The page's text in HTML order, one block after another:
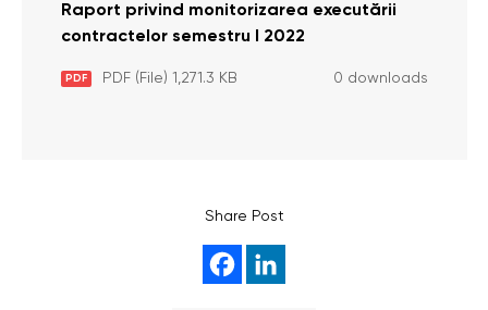
Raport privind monitorizarea executării
contractelor semestru I 2022
PDF PDF (File) 1,271.3 KB 0 downloads
Share Post